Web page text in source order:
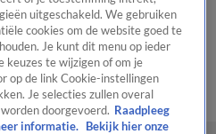
OranjezomerShopUitzending
uitgeschakeld. We gebruiken
cookies om de website goed te
Je kunt dit menu op ieder
keuzes te wijzigen of om je
op de link Cookie-instellingen
Je selecties zullen overal
doorgevoerd. Raadpleeg
informatie.
Bekijk hier onze